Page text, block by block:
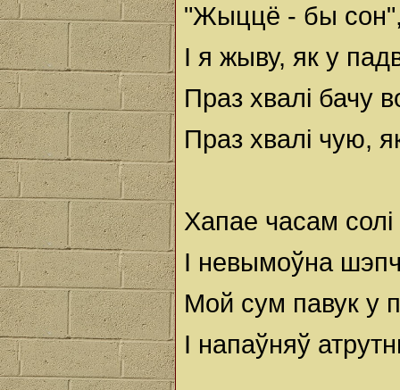
"Жыццё - бы
І я жыву, як у
Праз хвалі бачу
Праз хвалі чую,
Хапае часам
І невымоўна
Мой сум павук у
І напаўняў